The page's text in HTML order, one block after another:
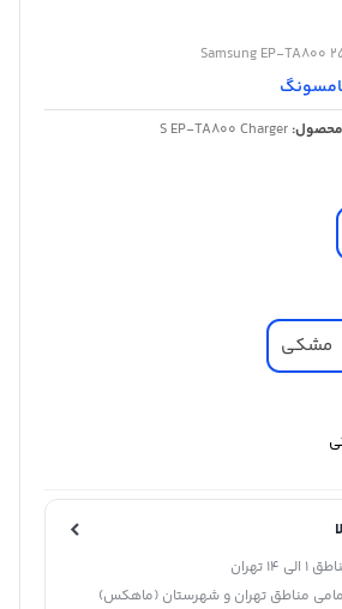
Samsung EP-TA800
S EP-TA800 Charger
مشکی
تهران
مناطق تهران و شهرستان (ماهکس)